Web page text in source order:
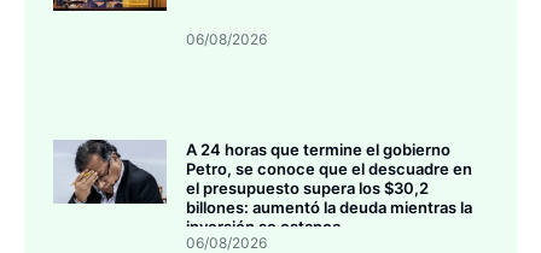
06/08/2026
A 24 horas que termine el gobierno
Petro, se conoce que el descuadre en
el presupuesto supera los $30,2
billones: aumentó la deuda mientras la
inversión se estanca
06/08/2026